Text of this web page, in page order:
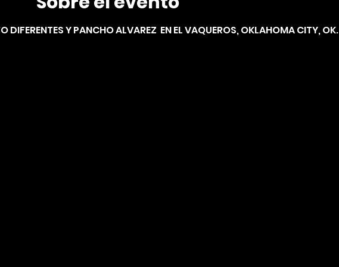
DIFERENTES Y PANCHO ALVAREZ  EN EL VAQUEROS, OKLAHOMA CITY, OK.